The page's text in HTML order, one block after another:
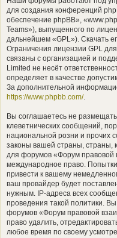
для создания конференций
обеспечение phpBB»,
Teams»), выпущенного по
дальнейшем «GPL»). Скачать
Ограничения лицензии GPL
связаны с организацией и
Limited не несёт
определяет в качестве
За дополнительной
https://www.phpbb.com/.
Вы соглашаетесь не
клеветнических сообщений,
национальной розни и прочих
законы вашей страны, страны,
для форумов «Форум
международное право.
привести к вашему
ваш провайдер будет
нужным. IP-адреса всех
проведения такой политики.
форумов «Форум правовой
право удалить,
любое время по своему